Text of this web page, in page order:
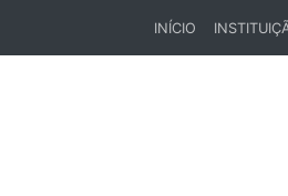
INÍCIO